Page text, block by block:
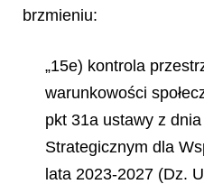
brzmieniu:
„15e) kontrola
warunkowości
pkt 31a ustawy z
Strategicznym dla
lata 2023-2027 (Dz.